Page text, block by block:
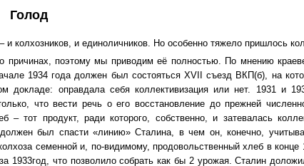
Голод
и колхозников, и единоличников. Но особенно тяжело пришлось
причинах, поэтому мы приводим её полностью. По мнению
1934 года должен был состояться XVII съезд ВКП(б), на
докладе: оправдала себя коллективизация или нет. 1931 и
что вести речь о его восстановление до прежней
тот продукт, ради которого, собственно, и затевалась
был спасти «линию» Сталина, в чем он, конечно,
семенной и, по-видимому, продовольственный хлеб в конце
1933год, что позволило собрать как бы 2 урожая. Сталин